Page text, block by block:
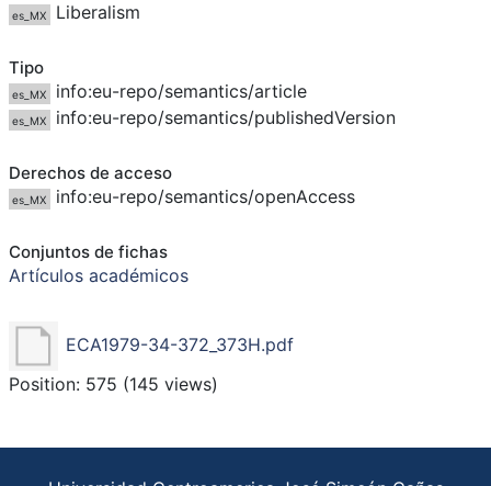
es_MX Liberalism
Tipo
es_MX info:eu-repo/semantics/article
es_MX info:eu-repo/semantics/publishedVersion
Derechos de acceso
es_MX info:eu-repo/semantics/openAccess
Conjuntos de fichas
Artículos académicos
ECA1979-34-372_373H.pdf
Position: 575 (145 views)